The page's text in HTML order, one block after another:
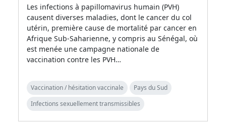
Les infections à papillomavirus humain (PVH)
causent diverses maladies, dont le cancer du col
utérin, première cause de mortalité par cancer en
Afrique Sub-Saharienne, y compris au Sénégal, où
est menée une campagne nationale de
vaccination contre les PVH…
Vaccination / hésitation vaccinale
Pays du Sud
Infections sexuellement transmissibles